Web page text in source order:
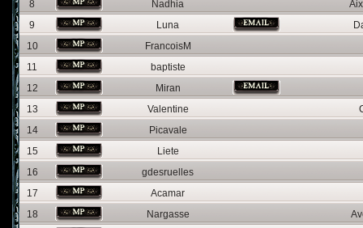
8
Nadhia
9
Luna
10
FrancoisM
11
baptiste
12
Miran
13
Valentine
14
Picavale
15
Liete
16
gdesruelles
17
Acamar
18
Nargasse